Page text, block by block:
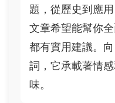
題，從歷史到應
文章希望能幫你
都有實用建議。
詞，它承載著情
味。